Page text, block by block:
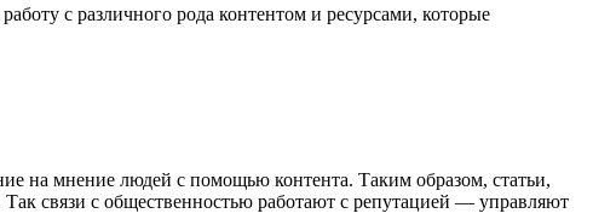
с различного рода контентом и ресурсами, которые
на мнение людей с помощью контента. Таким образом, статьи,
связи с общественностью работают с репутацией — управляют